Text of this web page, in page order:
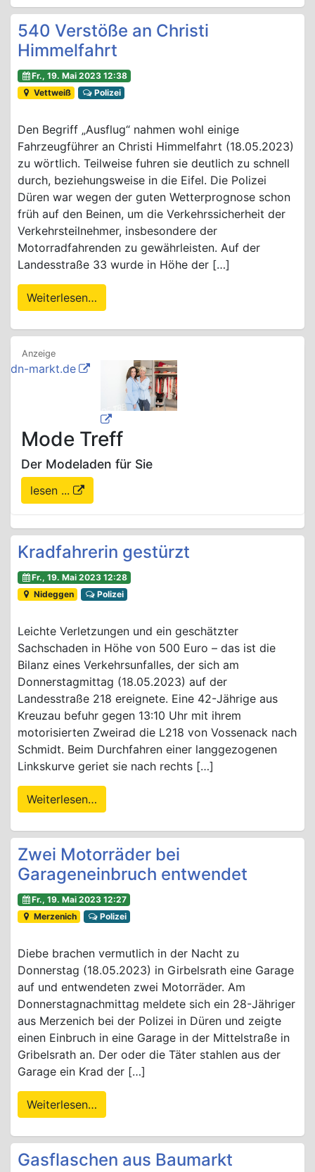
540 Verstöße an Christi
Himmelfahrt
Fr., 19. Mai 2023 12:38
Vettweiß
Polizei
Den Begriff „Ausflug“ nahmen wohl einige
Fahrzeugführer an Christi Himmelfahrt (18.05.2023)
zu wörtlich. Teilweise fuhren sie deutlich zu schnell
durch, beziehungsweise in die Eifel. Die Polizei
Düren war wegen der guten Wetterprognose schon
früh auf den Beinen, um die Verkehrssicherheit der
Verkehrsteilnehmer, insbesondere der
Motorradfahrenden zu gewährleisten. Auf der
Landesstraße 33 wurde in Höhe der […]
Weiterlesen…
dn-markt.de
Mode Treff
Der Modeladen für Sie
lesen ...
Kradfahrerin gestürzt
Fr., 19. Mai 2023 12:28
Nideggen
Polizei
Leichte Verletzungen und ein geschätzter
Sachschaden in Höhe von 500 Euro – das ist die
Bilanz eines Verkehrsunfalles, der sich am
Donnerstagmittag (18.05.2023) auf der
Landesstraße 218 ereignete. Eine 42-Jährige aus
Kreuzau befuhr gegen 13:10 Uhr mit ihrem
motorisierten Zweirad die L218 von Vossenack nach
Schmidt. Beim Durchfahren einer langgezogenen
Linkskurve geriet sie nach rechts […]
Weiterlesen…
Zwei Motorräder bei
Garageneinbruch entwendet
Fr., 19. Mai 2023 12:27
Merzenich
Polizei
Diebe brachen vermutlich in der Nacht zu
Donnerstag (18.05.2023) in Girbelsrath eine Garage
auf und entwendeten zwei Motorräder. Am
Donnerstagnachmittag meldete sich ein 28-Jähriger
aus Merzenich bei der Polizei in Düren und zeigte
einen Einbruch in eine Garage in der Mittelstraße in
Gribelsrath an. Der oder die Täter stahlen aus der
Garage ein Krad der […]
Weiterlesen…
Gasflaschen aus Baumarkt